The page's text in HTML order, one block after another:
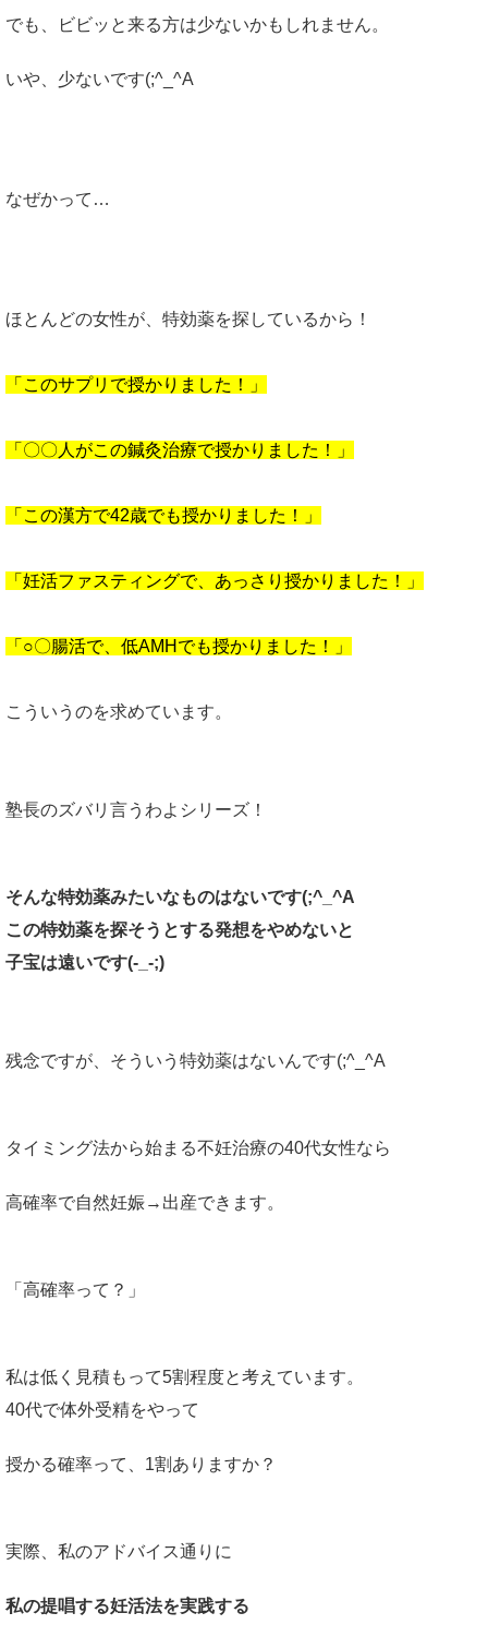
でも、ビビッと来る方は少ないかもしれません。
いや、少ないです(;^_^A
なぜかって…
ほとんどの女性が、特効薬を探しているから！
「このサプリで授かりました！」
「〇〇人がこの鍼灸治療で授かりました！」
「この漢方で42歳でも授かりました！」
「妊活ファスティングで、あっさり授かりました！」
「○〇腸活で、低AMHでも授かりました！」
こういうのを求めています。
塾長のズバリ言うわよシリーズ！
そんな特効薬みたいなものはないです(;^_^A
この特効薬を探そうとする発想をやめないと
子宝は遠いです(-_-;)
残念ですが、そういう特効薬はないんです(;^_^A
タイミング法から始まる不妊治療の40代女性なら
高確率で自然妊娠→出産できます。
「高確率って？」
私は低く見積もって5割程度と考えています。
40代で体外受精をやって
授かる確率って、1割ありますか？
実際、私のアドバイス通りに
私の提唱する妊活法を実践する